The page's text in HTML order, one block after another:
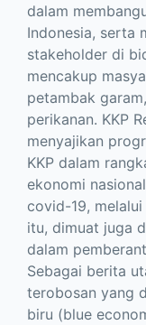
dalam
Indonesia, serta
stakeholder di
mencakup
petambak
perikanan. KKP
menyajikan
KKP dalam
ekonomi
covid-19,
itu, dimuat juga
dalam
Sebagai berita
terobosan yang
biru (blue